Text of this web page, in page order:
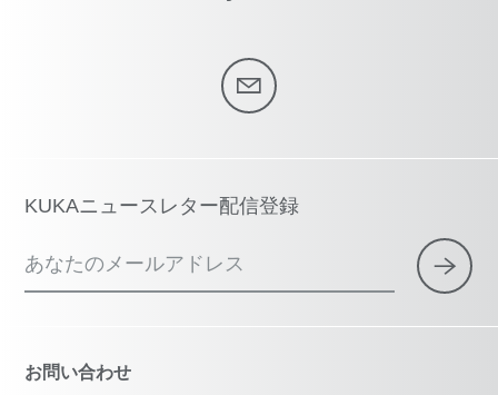
KUKAニュースレター配信登録
あなたのメールアドレス
お問い合わせ